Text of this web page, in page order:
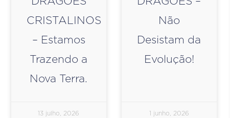
CRISTALINOS
– Estamos
Trazendo a
Nova Terra.
13 julho, 2026
Não
Desistam da
Evolução!
1 junho, 2026